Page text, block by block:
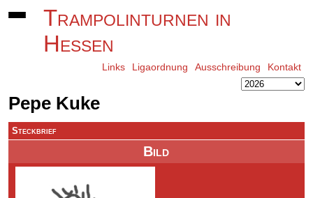
Trampolinturnen in
Hessen
Links Ligaordnung Ausschreibung Kontakt
Pepe Kuke
Bild
Steckbrief